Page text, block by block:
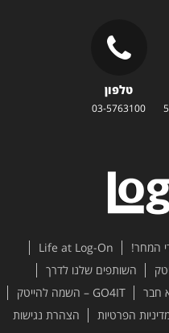
טלפון
03-5763100
המחר!
Life at Log-On
השותפים שלנו לדרך
חבר
GO4IT – השמה להייטק
הפרטיות הצהרת נגישות